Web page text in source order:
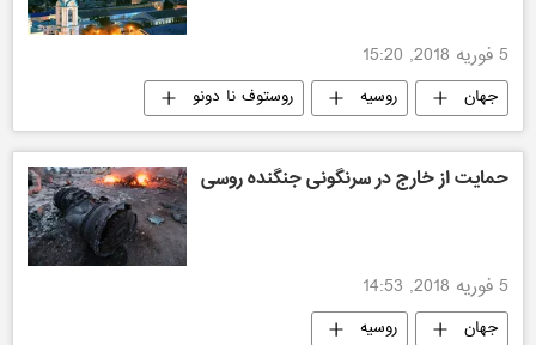
5 فوریه 2018, 15:20
جهان روسیه
روستوف نا دونو
مسابقات فوتبال جام جهانی 2018 روسیه
حمایت از خارج در سرنگونی جنگنده روسی
5 فوریه 2018, 14:53
جهان روسیه